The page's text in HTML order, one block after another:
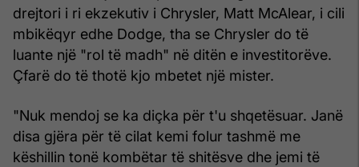
drejtori i ri ekzekutiv i Chrysler, Matt McAlear, i cili
mbikëqyr edhe Dodge, tha se Chrysler do të
luante një "rol të madh" në ditën e investitorëve.
Çfarë do të thotë kjo mbetet një mister.
"Nuk mendoj se ka diçka për t'u shqetësuar. Janë
disa gjëra për të cilat kemi folur tashmë me
këshillin tonë kombëtar të shitësve dhe jemi të